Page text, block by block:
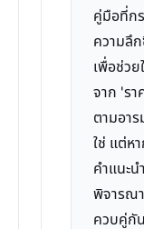
คู่มือที่ก
ความลึ
เพื่อช่ว
จาก 'รา
ตามอา
ใช่ แต่ห
คำแนะ
พิจารณ
ควบคู่กั